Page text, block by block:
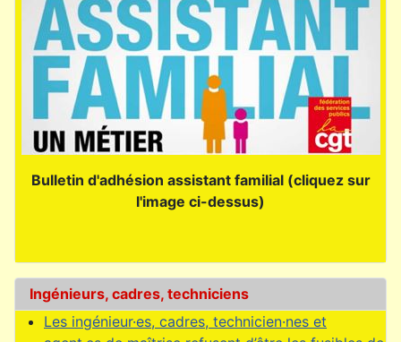
Bulletin d'adhésion assistant familial (cliquez sur
l'image ci-dessus)
Ingénieurs, cadres, techniciens
Les ingénieur·es, cadres, technicien·nes et